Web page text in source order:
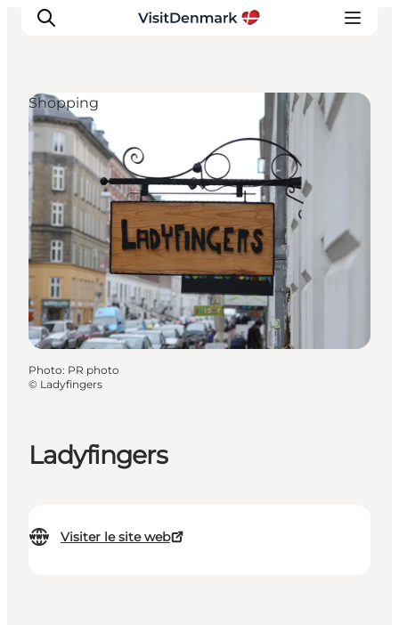
Inspirations
Destinations
Quoi faire
Hébergements
Planifiez votre voyage
Ladyfingers
Visiter le site web
Shopping
Photo: PR photo
© Ladyfingers